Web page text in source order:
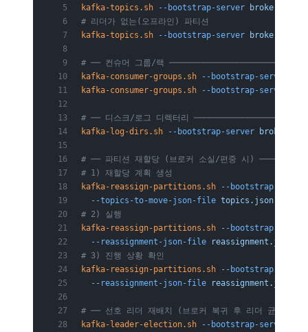
kafka-topics.sh --bootstrap-server broker:9092
# 리더가 없는(오프라인) 파티션
kafka-topics.sh --bootstrap-server broker:9092
# ── 컨슈머 그룹/랙
kafka-consumer-groups.sh --bootstrap-server
kafka-consumer-groups.sh --bootstrap-server
# ── 디스크/로그 디렉터리
kafka-log-dirs.sh --bootstrap-server
# ── 파티션 재할당 (브로커 소실/편중 시) ─────────
# 1) 재할당 계획 생성
kafka-reassign-partitions.sh --bootstrap-server
  --topics-to-move-json-file
topics.json
# 2) 실행
kafka-reassign-partitions.sh --bootstrap-server
  --reassignment-json-file
reassignment.json
# 3) 진행 상황 확인
kafka-reassign-partitions.sh --bootstrap-server
  --reassignment-json-file
reassignment.json
# ── 선호 리더 재배치 (브로커 복귀 후 리더 균형 회
kafka-leader-election.sh --bootstrap-server